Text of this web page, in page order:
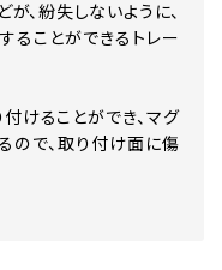
、紛失しないように、
ることができるトレー
けることができ、マグ
ので、取り付け面に傷